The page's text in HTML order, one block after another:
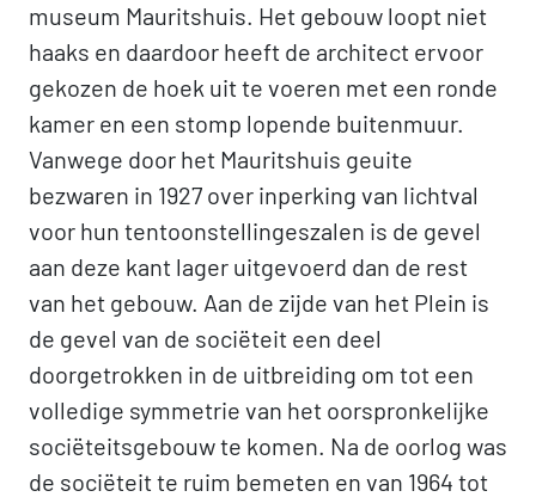
museum Mauritshuis. Het gebouw loopt niet
haaks en daardoor heeft de architect ervoor
gekozen de hoek uit te voeren met een ronde
kamer en een stomp lopende buitenmuur.
Vanwege door het Mauritshuis geuite
bezwaren in 1927 over inperking van lichtval
voor hun tentoonstellingeszalen is de gevel
aan deze kant lager uitgevoerd dan de rest
van het gebouw. Aan de zijde van het Plein is
de gevel van de sociëteit een deel
doorgetrokken in de uitbreiding om tot een
volledige symmetrie van het oorspronkelijke
sociëteitsgebouw te komen. Na de oorlog was
de sociëteit te ruim bemeten en van 1964 tot